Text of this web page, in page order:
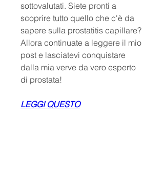
sottovalutati. Siete pronti a
scoprire tutto quello che c'è da
sapere sulla prostatitis capillare?
Allora continuate a leggere il mio
post e lasciatevi conquistare
dalla mia verve da vero esperto
di prostata!
LEGGI QUESTO